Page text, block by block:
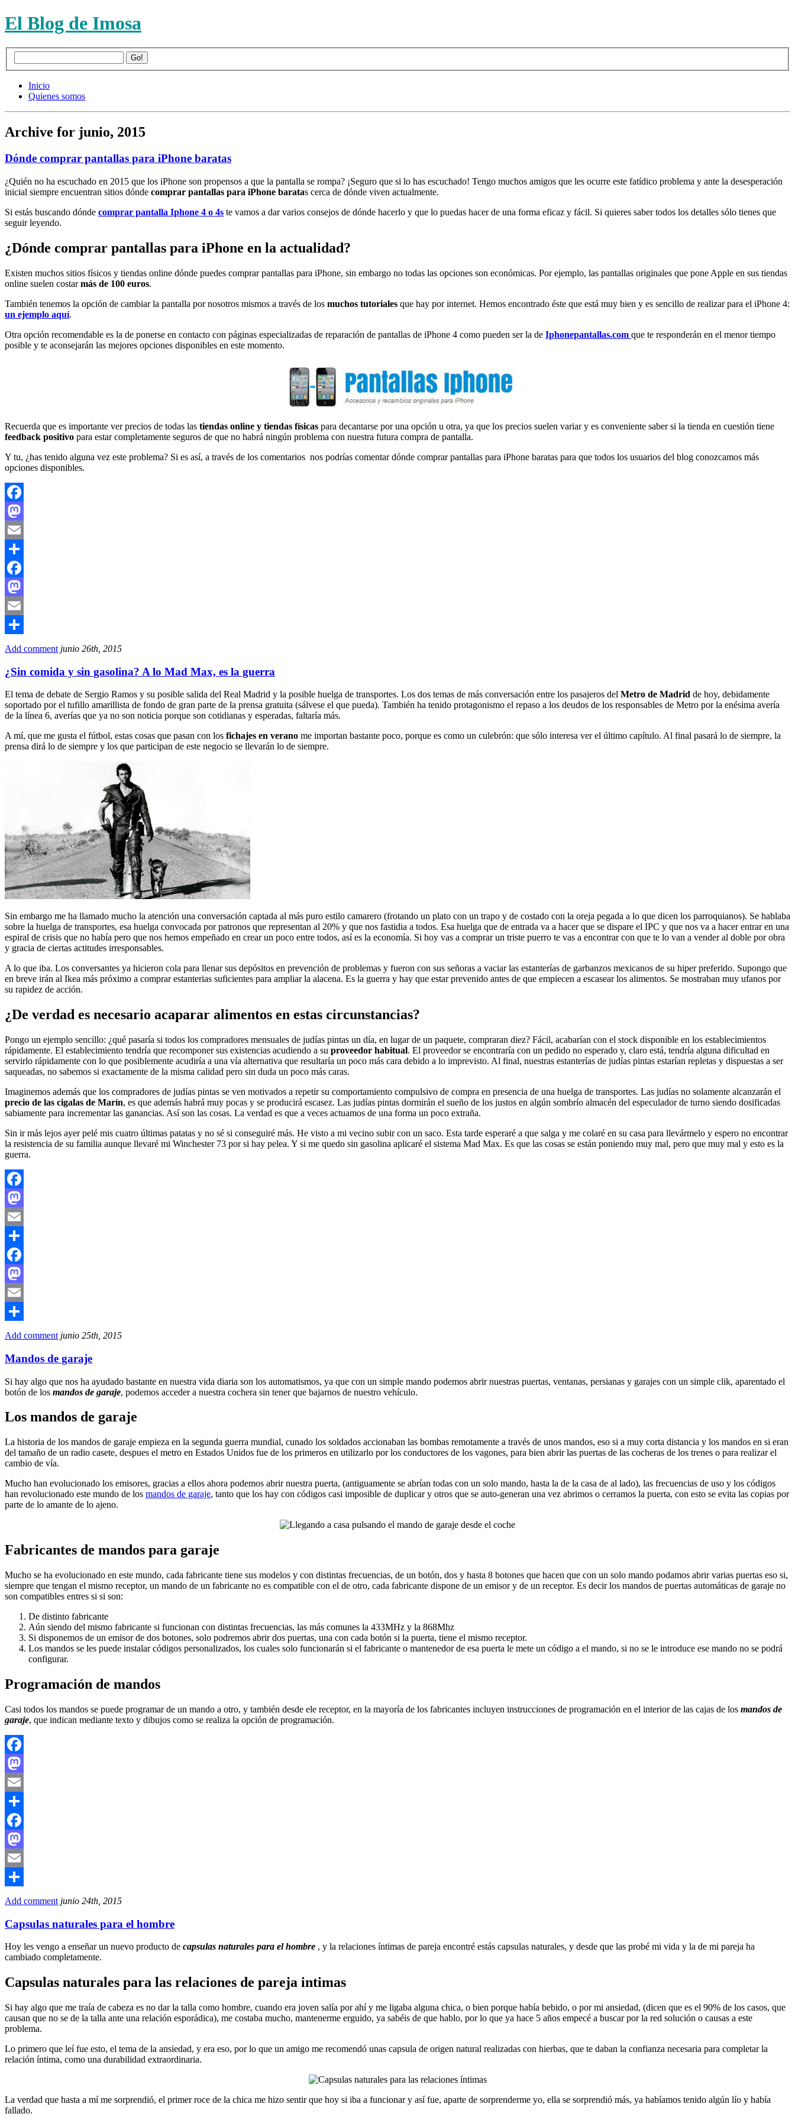
El Blog de Imosa
Inicio
Quienes somos
Archive for junio, 2015
Dónde comprar pantallas para iPhone baratas
¿Quién no ha escuchado en 2015 que los iPhone son propensos a que la pantalla se rompa? ¡Seguro que si lo has escuchado! Tengo muchos amigos que les ocurre este fatídico problema y ante la desesperación
inicial siempre encuentran sitios dónde comprar pantallas para iPhone baratas cerca de dónde viven actualmente.
Si estás buscando dónde comprar pantalla Iphone 4 o 4s te vamos a dar varios consejos de dónde hacerlo y que lo puedas hacer de una forma eficaz y fácil. Si quieres saber todos los detalles sólo tienes que
seguir leyendo.
¿Dónde comprar pantallas para iPhone en la actualidad?
Existen muchos sitios físicos y tiendas online dónde puedes comprar pantallas para iPhone, sin embargo no todas las opciones son económicas. Por ejemplo, las pantallas originales que pone Apple en sus tiendas
online suelen costarmás de 100 euros.
También tenemos la opción de cambiar la pantalla por nosotros mismos a través de los muchos tutoriales que hay por internet. Hemos encontrado éste que está muy bien y es sencillo de realizar para el iPhone 4:
un ejemplo aquí.
Otra opción recomendable es la de ponerse en contacto con páginas especializadas de reparación de pantallas de iPhone 4 como pueden ser la de Iphonepantallas.com que te responderán en el menor tiempo
posible y te aconsejarán las mejores opciones disponibles en este momento.
Recuerda que es importante ver precios de todas las tiendas online y tiendas físicas para decantarse por una opción u otra, ya que los precios suelen variar y es conveniente saber si la tienda en cuestión tiene
feedback positivo para estar completamente seguros de que no habrá ningún problema con nuestra futura compra de pantalla.
Y tu, ¿has tenido alguna vez este problema? Si es así, a través de los comentarios nos podrías comentar dónde comprar pantallas para iPhone baratas para que todos los usuarios del blog conozcamos más
opciones disponibles.
Facebook
Mastodon
Email
Compartir
Facebook
Mastodon
Email
Compartir
Add comment junio 26th, 2015
¿Sin comida y sin gasolina? A lo Mad Max, es la guerra
El tema de debate de Sergio Ramos y su posible salida del Real Madrid y la posible huelga de transportes. Los dos temas de más conversación entre los pasajeros del Metro de Madrid de hoy, debidamente
soportado por el tufillo amarillista de fondo de gran parte de la prensa gratuita (sálvese el que pueda). También ha tenido protagonismo el repaso a los deudos de los responsables de Metro por la enésima avería
de la línea 6, averías que ya no son noticia porque son cotidianas y esperadas, faltaría más.
A mí, que me gusta el fútbol, estas cosas que pasan con los fichajes en verano me importan bastante poco, porque es como un culebrón: que sólo interesa ver el último capítulo. Al final pasará lo de siempre, la
prensa dirá lo de siempre y los que participan de este negocio se llevarán lo de siempre.
Sin embargo me ha llamado mucho la atención una conversación captada al más puro estilo camarero (frotando un plato con un trapo y de costado con la oreja pegada a lo que dicen los parroquianos). Se hablaba
sobre la huelga de transportes, esa huelga convocada por patronos que representan al 20% y que nos fastidia a todos. Esa huelga que de entrada va a hacer que se dispare el IPC y que nos va a hacer entrar en una
espiral de crisis que no había pero que nos hemos empeñado en crear un poco entre todos, así es la economía. Si hoy vas a comprar un triste puerro te vas a encontrar con que te lo van a vender al doble por obra
y gracia de ciertas actitudes irresponsables.
A lo que iba. Los conversantes ya hicieron cola para llenar sus depósitos en prevención de problemas y fueron con sus señoras a vaciar las estanterías de garbanzos mexicanos de su hiper preferido. Supongo que
en breve irán al Ikea más próximo a comprar estanterias suficientes para ampliar la alacena. Es la guerra y hay que estar prevenido antes de que empiecen a escasear los alimentos. Se mostraban muy ufanos por
su rapidez de acción.
¿De verdad es necesario acaparar alimentos en estas circunstancias?
Pongo un ejemplo sencillo: ¿qué pasaría si todos los compradores mensuales de judías pintas un día, en lugar de un paquete, compraran diez? Fácil, acabarían con el stock disponible en los establecimientos
rápidamente. El establecimiento tendría que recomponer sus existencias acudiendo a su proveedor habitual. El proveedor se encontraría con un pedido no esperado y, claro está, tendría alguna dificultad en
servirlo rápidamente con lo que posiblemente acudiría a una vía alternativa que resultaría un poco más cara debido a lo imprevisto. Al final, nuestras estanterías de judías pintas estarían repletas y dispuestas a ser
saqueadas, no sabemos si exactamente de la misma calidad pero sin duda un poco más caras.
Imaginemos además que los compradores de judías pintas se ven motivados a repetir su comportamiento compulsivo de compra en presencia de una huelga de transportes. Las judías no solamente alcanzarán el
precio de las cigalas de Marín, es que además habrá muy pocas y se producirá escasez. Las judías pintas dormirán el sueño de los justos en algún sombrío almacén del especulador de turno siendo dosificadas
sabiamente para incrementar las ganancias. Así son las cosas. La verdad es que a veces actuamos de una forma un poco extraña.
Sin ir más lejos ayer pelé mis cuatro últimas patatas y no sé si conseguiré más. He visto a mi vecino subir con un saco. Esta tarde esperaré a que salga y me colaré en su casa para llevármelo y espero no encontrar
la resistencia de su familia aunque llevaré mi Winchester 73 por si hay pelea. Y si me quedo sin gasolina aplicaré el sistema Mad Max. Es que las cosas se están poniendo muy mal, pero que muy mal y esto es la
guerra.
Facebook
Mastodon
Email
Compartir
Facebook
Mastodon
Email
Compartir
Add comment junio 25th, 2015
Mandos de garaje
Si hay algo que nos ha ayudado bastante en nuestra vida diaria son los automatismos, ya que con un simple mando podemos abrir nuestras puertas, ventanas, persianas y garajes con un simple clik, aparentado el
botón de los mandos de garaje, podemos acceder a nuestra cochera sin tener que bajarnos de nuestro vehículo.
Los mandos de garaje
La historia de los mandos de garaje empieza en la segunda guerra mundial, cunado los soldados accionaban las bombas remotamente a través de unos mandos, eso si a muy corta distancia y los mandos en si eran
del tamaño de un radio casete, despues el metro en Estados Unidos fue de los primeros en utilizarlo por los conductores de los vagones, para bien abrir las puertas de las cocheras de los trenes o para realizar el
cambio de vía.
Mucho han evolucionado los emisores, gracias a ellos ahora podemos abrir nuestra puerta, (antiguamente se abrían todas con un solo mando, hasta la de la casa de al lado), las frecuencias de uso y los códigos
han revolucionado este mundo de los mandos de garaje, tanto que los hay con códigos casi imposible de duplicar y otros que se auto-generan una vez abrimos o cerramos la puerta, con esto se evita las copias por
parte de lo amante de lo ajeno.
Fabricantes de mandos para garaje
Mucho se ha evolucionado en este mundo, cada fabricante tiene sus modelos y con distintas frecuencias, de un botón, dos y hasta 8 botones que hacen que con un solo mando podamos abrir varias puertas eso si,
siempre que tengan el mismo receptor, un mando de un fabricante no es compatible con el de otro, cada fabricante dispone de un emisor y de un receptor. Es decir los mandos de puertas automáticas de garaje no
son compatibles entres si si son:
De distinto fabricante
Aún siendo del mismo fabricante si funcionan con distintas frecuencias, las más comunes la 433MHz y la 868Mhz
Si disponemos de un emisor de dos botones, solo podremos abrir dos puertas, una con cada botón si la puerta, tiene el mismo receptor.
Los mandos se les puede instalar códigos personalizados, los cuales solo funcionarán si el fabricante o mantenedor de esa puerta le mete un código a el mando, si no se le introduce ese mando no se podrá
configurar.
Programación de mandos
Casi todos los mandos se puede programar de un mando a otro, y también desde ele receptor, en la mayoría de los fabricantes incluyen instrucciones de programación en el interior de las cajas de los mandos de
garaje, que indican mediante texto y dibujos como se realiza la opción de programación.
Facebook
Mastodon
Email
Compartir
Facebook
Mastodon
Email
Compartir
Add comment junio 24th, 2015
Capsulas naturales para el hombre
Hoy les vengo a enseñar un nuevo producto de capsulas naturales para el hombre , y la relaciones íntimas de pareja encontré estás capsulas naturales, y desde que las probé mi vida y la de mi pareja ha
cambiado completamente.
Capsulas naturales para las relaciones de pareja intimas
Si hay algo que me traía de cabeza es no dar la talla como hombre, cuando era joven salía por ahí y me ligaba alguna chica, o bien porque había bebido, o por mi ansiedad, (dicen que es el 90% de los casos, que
causan que no se de la talla ante una relación esporádica), me costaba mucho, mantenerme erguido, ya sabéis de que hablo, por lo que ya hace 5 años empecé a buscar por la red solución o causas a este
problema.
Lo primero que leí fue esto, el tema de la ansiedad, y era eso, por lo que un amigo me recomendó unas capsula de origen natural realizadas con hierbas, que te daban la confianza necesaria para completar la
relación íntima, como una durabilidad extraordinaria.
La verdad que hasta a mí me sorprendió, el primer roce de la chica me hizo sentir que hoy si iba a funcionar y así fue, aparte de sorprenderme yo, ella se sorprendió más, ya habíamos tenido algún lío y había
fallado.